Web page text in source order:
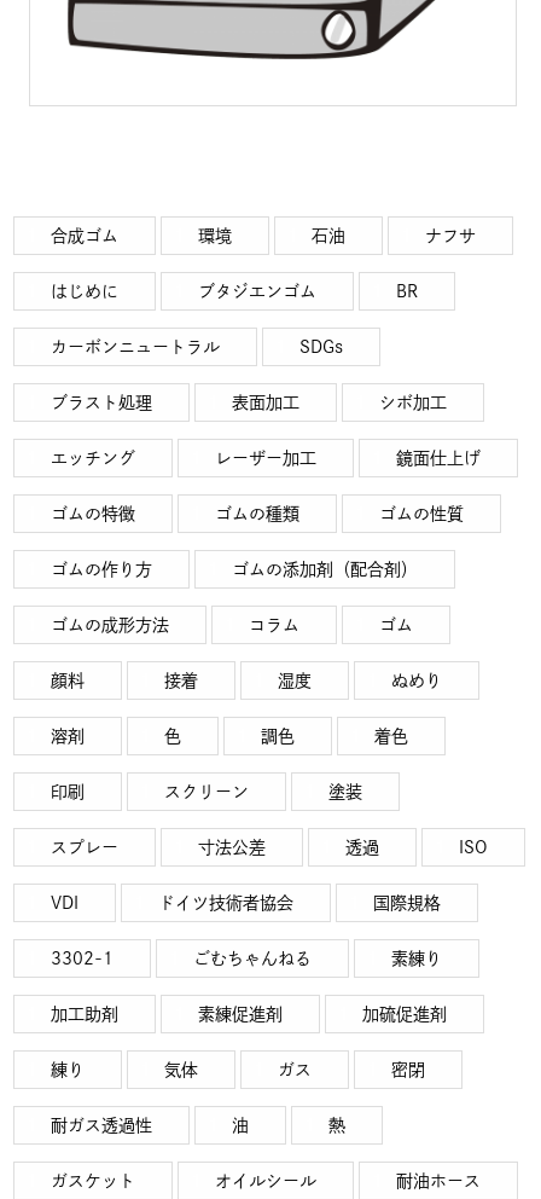
合成ゴム 環境 石油 ナフサ
はじめに ブタジエンゴム BR
カーボンニュートラル SDGs
ブラスト処理 表面加工 シボ加工
エッチング レーザー加工 鏡面仕上げ
ゴムの特徴 ゴムの種類 ゴムの性質
ゴムの作り方 ゴムの添加剤（配合剤）
ゴムの成形方法 コラム ゴム
顔料 接着 湿度 ぬめり
溶剤 色 調色 着色
印刷 スクリーン 塗装
スプレー 寸法公差 透過 ISO
VDI ドイツ技術者協会 国際規格
3302-1 ごむちゃんねる 素練り
加工助剤 素練促進剤 加硫促進剤
練り 気体 ガス 密閉
耐ガス透過性 油 熱
ガスケット オイルシール 耐油ホース